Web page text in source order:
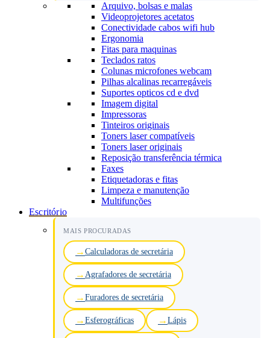
Arquivo, bolsas e malas
Videoprojetores acetatos
Conectividade cabos wifi hub
Ergonomia
Fitas para maquinas
Teclados ratos
Colunas microfones webcam
Pilhas alcalinas recarregáveis
Suportes opticos cd e dvd
Imagem digital
Impressoras
Tinteiros originais
Toners laser compatíveis
Toners laser originais
Reposição transferência térmica
Faxes
Etiquetadoras e fitas
Limpeza e manutenção
Multifunções
Escritório
MAIS PROCURADAS
Calculadoras de secretária
Agrafadores de secretária
Furadores de secretária
Esferográficas Lápis